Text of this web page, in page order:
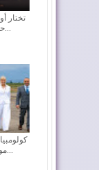
تختار
حصريًا لعلام...
موقفها وتعت...